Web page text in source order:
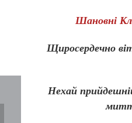
Шановні
Щиросердечно
Нехай